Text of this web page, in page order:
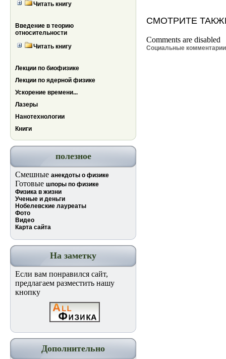
Читать книгу
Введение в теорию
относительности
Читать книгу
Лекции по биофизике
Лекции по ядерной физике
Ускорение времени...
Лазеры
Нанотехнологии
Книги
полезное
Смешные анекдоты о физике
Готовые шпоры по физике
Физика в жизни
Ученые и деньги
Нобелевские лауреаты
Фото
Видео
Карта сайта
На заметку
Если вам понравился сайт,
предлагаем разместить нашу
кнопку
Дополнительно
СМОТРИТЕ
Comments are disabled
Социальные